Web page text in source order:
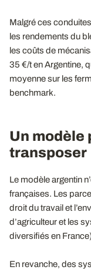
Malgré ces
les rendements du
les coûts de
35 €/t en Argentine,
moyenne sur les
benchmark.
Un modèle
transposer
Le modèle argentin
françaises. Les
droit du travail et
d’agriculteur et les
diversifiés en
En revanche, des